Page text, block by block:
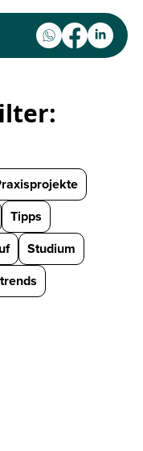
Tipps
Studium